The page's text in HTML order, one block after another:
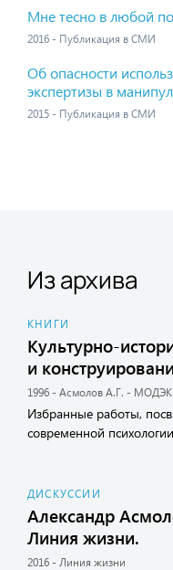
Мне тесно в любой
2016 - Публикация в СМИ
Об опасности
экспертизы в
2015 - Публикация в СМИ
Из архива
КНИГИ
Культурно-
и
Избранные работы,
современной
1996 - Асмолов А.Г. -
ДИСКУССИИ
Александр
Линия жизни.
2016 - Линия жизни